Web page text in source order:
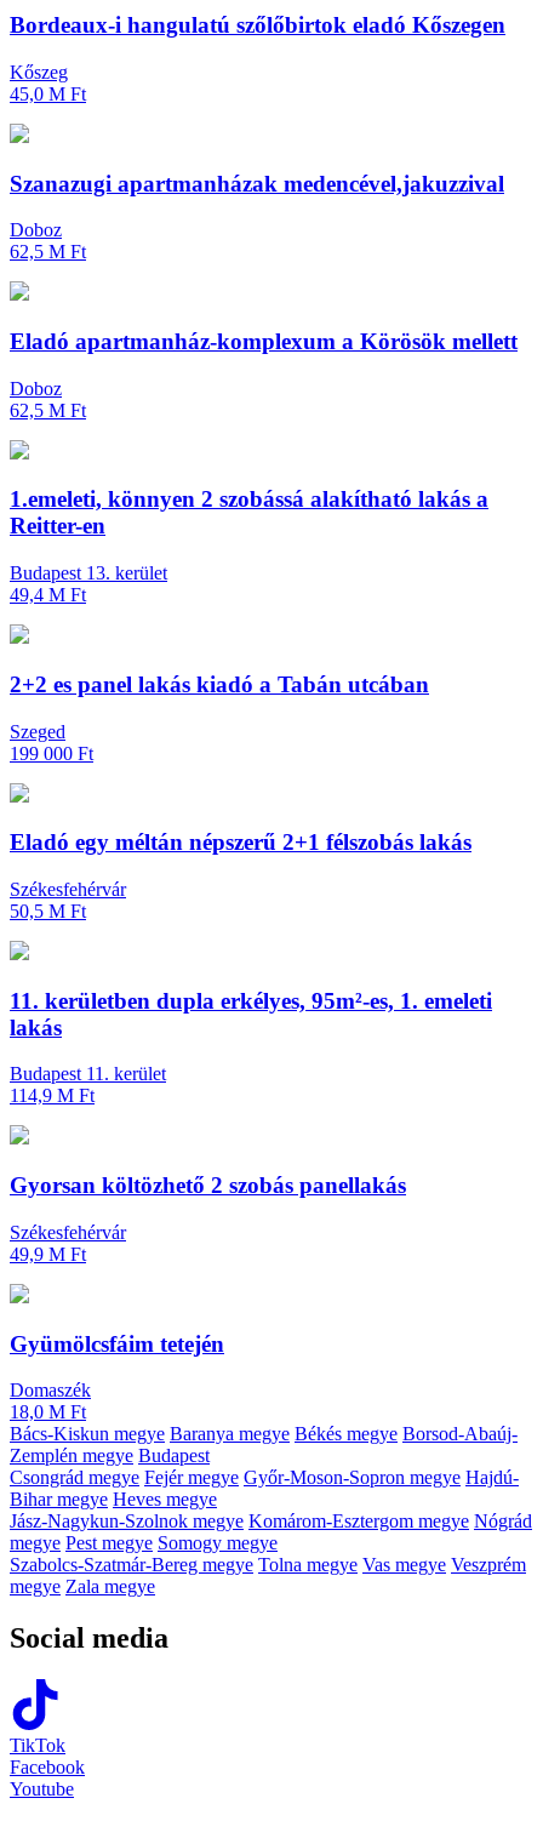
Bordeaux-i hangulatú szőlőbirtok eladó Kőszegen
Kőszeg
45,0 M Ft
Szanazugi apartmanházak medencével,jakuzzival
Doboz
62,5 M Ft
Eladó apartmanház-komplexum a Körösök mellett
Doboz
62,5 M Ft
1.emeleti, könnyen 2 szobássá alakítható lakás a
Reitter-en
Budapest 13. kerület
49,4 M Ft
2+2 es panel lakás kiadó a Tabán utcában
Szeged
199 000 Ft
Eladó egy méltán népszerű 2+1 félszobás lakás
Székesfehérvár
50,5 M Ft
11. kerületben dupla erkélyes, 95m²-es, 1. emeleti
lakás
Budapest 11. kerület
114,9 M Ft
Gyorsan költözhető 2 szobás panellakás
Székesfehérvár
49,9 M Ft
Gyümölcsfáim tetején
Domaszék
18,0 M Ft
Bács-Kiskun megye Baranya megye Békés megye Borsod-Abaúj-
Zemplén megye Budapest
Csongrád megye Fejér megye Győr-Moson-Sopron megye Hajdú-
Bihar megye Heves megye
Jász-Nagykun-Szolnok megye Komárom-Esztergom megye Nógrád
megye Pest megye Somogy megye
Szabolcs-Szatmár-Bereg megye Tolna megye Vas megye Veszprém
megye Zala megye
Social media
TikTok
Facebook
Youtube